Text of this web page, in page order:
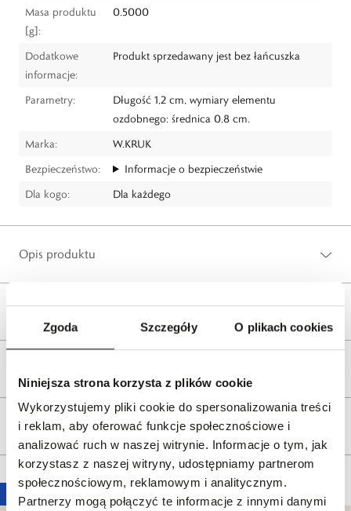
Zgoda Szczegóły O plikach cookies
Niniejsza strona korzysta z plików cookie
Wykorzystujemy pliki cookie do spersonalizowania treści
i reklam, aby oferować funkcje społecznościowe i
analizować ruch w naszej witrynie. Informacje o tym, jak
korzystasz z naszej witryny, udostępniamy partnerom
społecznościowym, reklamowym i analitycznym.
Partnerzy mogą połączyć te informacje z innymi danymi
Masa produktu
[g]:
0.5000
Dodatkowe
informacje:
Produkt sprzedawany jest bez łańcuszka
Parametry:
Długość 1,2 cm, wymiary elementu
ozdobnego: średnica 0,8 cm.
Marka:
W.KRUK
Bezpieczeństwo:
Informacje o bezpieczeństwie
Dla kogo:
Dla każdego
Opis produktu
Wysyłka
Tagi